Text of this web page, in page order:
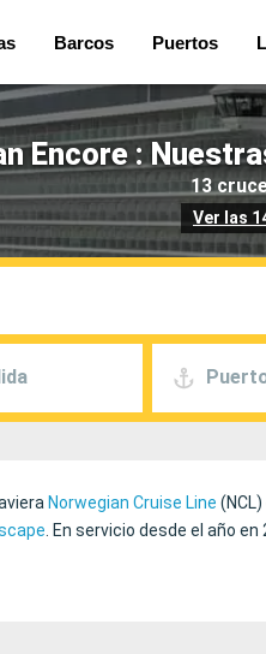
Barcos Puertos
Encore :
13
Ver las
Norwegian Cruise Line
. En servicio desde el año